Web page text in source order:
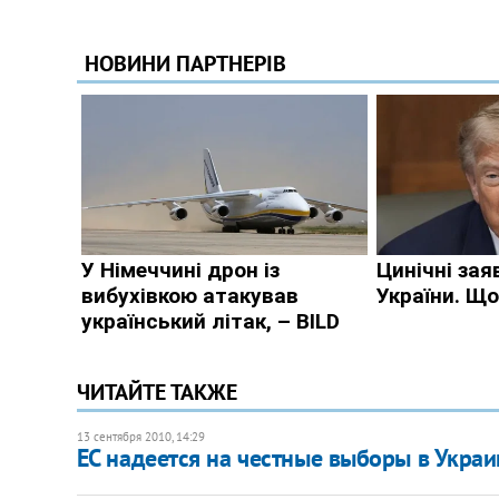
ЧИТАЙТЕ ТАКЖЕ
13 сентября 2010, 14:29
ЕС надеется на честные выборы в